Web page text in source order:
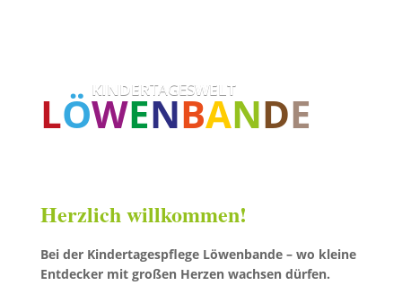
KINDERTAGESWELT
LÖWENBANDE
Herzlich willkommen!
Bei der Kindertagespflege Löwenbande – wo kleine
Entdecker mit großen Herzen wachsen dürfen.